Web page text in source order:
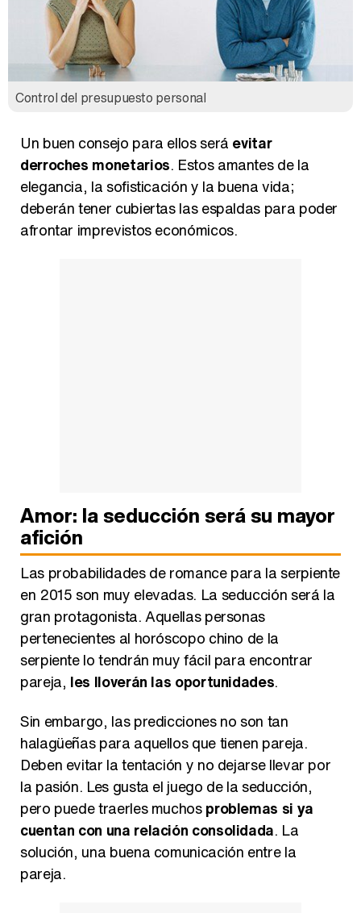
Control del presupuesto personal
derroches monetarios. Estos amantes de la
elegancia, la sofisticación y la buena vida;
deberán tener cubiertas las espaldas para poder
afrontar imprevistos económicos.
afición
Las probabilidades de romance para la serpiente
en 2015 son muy elevadas. La seducción será la
gran protagonista. Aquellas personas
pertenecientes al horóscopo chino de la
serpiente lo tendrán muy fácil para encontrar
pareja,les lloverán las oportunidades.
halagüeñas para aquellos que tienen pareja.
Deben evitar la tentación y no dejarse llevar por
la pasión. Les gusta el juego de la seducción,
pero puede traerles muchos problemas si ya
cuentan con una relación consolidada. La
solución, una buena comunicación entre la
pareja.